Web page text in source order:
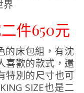
件650元
的床包組，有沈
喜歡的款式，還
特別的尺寸也可
KING SIZE也是二